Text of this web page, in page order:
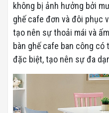
không bị ảnh hưởng bởi
ghế cafe đơn và đôi phục
tạo nên sự thoải mái và
bàn ghế cafe ban công
đặc biệt, tạo nên sự đa